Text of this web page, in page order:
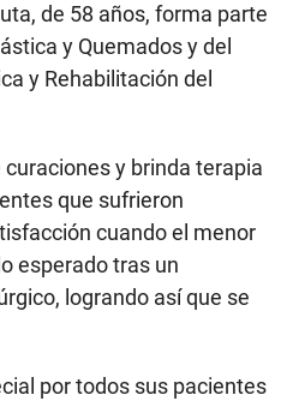
de 58 años, forma parte
y Quemados y del
y Rehabilitación del
y brinda terapia
que sufrieron
cuando el menor
esperado tras un
logrando así que se
por todos sus pacientes